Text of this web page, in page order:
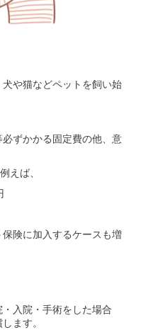
や猫などペットを飼い始
ずかかる固定費の他、意
えば、
険に加入するケースも増
入院・手術をした場合
ます。